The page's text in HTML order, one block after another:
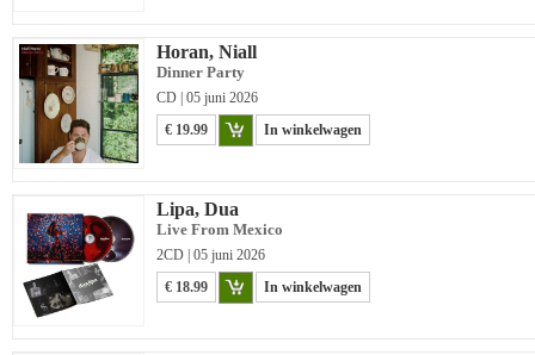
Horan, Niall
Dinner Party
CD | 05 juni 2026
€ 19.99
In winkelwagen
Lipa, Dua
Live From Mexico
2CD | 05 juni 2026
€ 18.99
In winkelwagen